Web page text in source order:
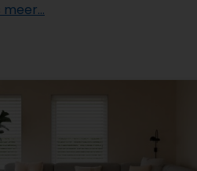
meer...